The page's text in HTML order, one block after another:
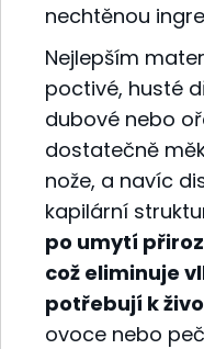
nechtěnou
Nejlepším
poctivé, husté
dubové nebo
dostatečně
nože, a navíc
kapilární
po umytí
což eliminuje
potřebují k
ovoce nebo